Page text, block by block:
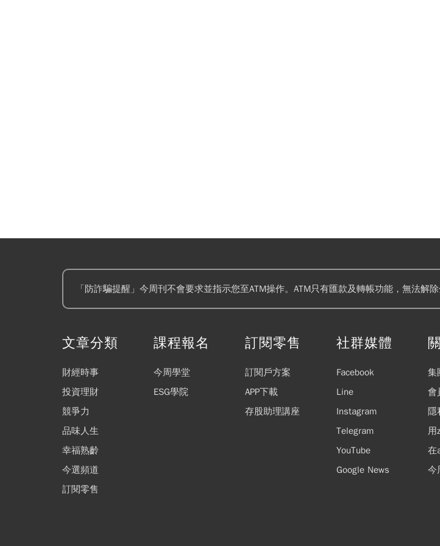
「防詐騙提醒」今周刊不會要求並指示您至ATM操作。ATM只有匯款及轉帳功能，無法解
文章分類
財經時事
投資理財
競爭力
品味人生
幸福熟齡
今選頻道
訂閱零售
課程報名
今周學堂
ESG學院
訂閱零售
訂閱戶方案
APP下載
存股助理講座
社群媒體
Facebook
Line
Instagram
Telegram
YouTube
Google News
集
會
隱
用
在
今